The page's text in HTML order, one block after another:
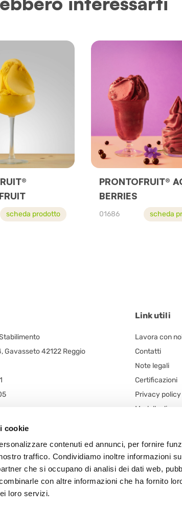
cookie
contenuti ed annunci, per fornire
traffico. Condividiamo inoltre informazioni
che si occupano di analisi dei dati web,
con altre informazioni che ha fornito
loro servizi.
scheda prodotto
PRONTOFRUIT®
BERRIES
01686 scheda
Gavasseto 42122 Reggio
5/A
- Frazione Arceto (Italy)
Link utili
Lavora con
Contatti
Note legali
Certificazioni
Privacy policy
Modello di
Procedura
Segnalazioni
Informativa